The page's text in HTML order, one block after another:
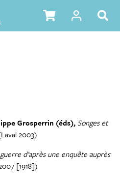
TABLE DES MATIÈRES
Grosperrin (éds), Songes et
2003)
d’après une enquête auprès
[1918])